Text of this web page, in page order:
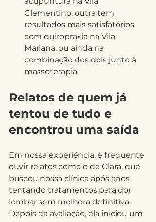
Clementino, outra tem
resultados mais satisfatórios
com quiropraxia na Vila
Mariana, ou ainda na
combinação dos dois junto à
massoterapia.
Relatos de quem já
tentou de tudo e
encontrou uma saída
Em nossa experiência, é frequente
ouvir relatos como o de Clara, que
buscou nossa clínica após anos
tentando tratamentos para dor
lombar sem melhora definitiva.
Depois da avaliação, ela iniciou um